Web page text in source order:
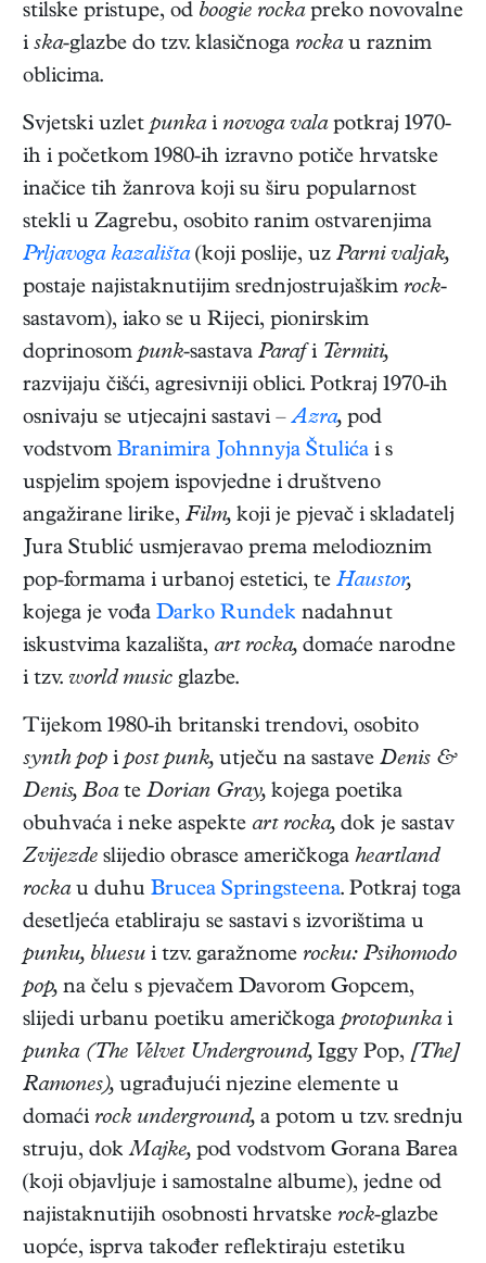
stilske pristupe, od boogie rockapreko novovalne
i ska-glazbe do tzv. klasičnoga rockau raznim
oblicima.
Svjetski uzletpunkai novoga valapotkraj 1970-
ih i početkom 1980-ih izravno potiče hrvatske
inačice tih žanrova koji su širu popularnost
stekli u Zagrebu, osobito ranim ostvarenjima
Prljavoga kazališta(koji poslije, uz Parni valjak,
postaje najistaknutijim srednjostrujaškim rock-
sastavom), iako se u Rijeci, pionirskim
doprinosompunk-sastava Parafi Termiti,
razvijaju čišći, agresivniji oblici. Potkraj 1970-ih
osnivaju se utjecajni sastavi –Azra, pod
vodstvom Branimira Johnnyja Štulića i s
uspjelim spojem ispovjedne i društveno
angažirane lirike, Film, koji je pjevač i skladatelj
Jura Stublić usmjeravao prema melodioznim
pop-formama i urbanoj estetici, te Haustor,
kojega je vođa Darko Rundek nadahnut
iskustvima kazališta, art rocka, domaće narodne
i tzv. world music glazbe.
Tijekom 1980-ih britanski trendovi, osobito
synth pop ipost punk, utječu na sastave Denis &
Denis, Boate Dorian Gray, kojega poetika
obuhvaća i neke aspekte art rocka, dok je sastav
Zvijezde slijedio obrasce američkoga heartland
rockau duhu Brucea Springsteena. Potkraj toga
desetljeća etabliraju se sastavi s izvorištima u
punku, bluesu i tzv. garažnome rocku: Psihomodo
pop, na čelu s pjevačem Davorom Gopcem,
slijedi urbanu poetiku američkogaprotopunkai
punka (The Velvet Underground, Iggy Pop, [The]
Ramones), ugrađujući njezine elemente u
domaći rock underground, a potom u tzv. srednju
struju, dokMajke, pod vodstvom Gorana Barea
(koji objavljuje i samostalne albume), jedne od
najistaknutijih osobnosti hrvatske rock-glazbe
uopće, isprva također reflektiraju estetiku